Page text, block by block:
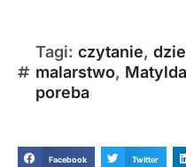
Tagi: czytanie,
malarstwo,
poreba
Facebook Twitter